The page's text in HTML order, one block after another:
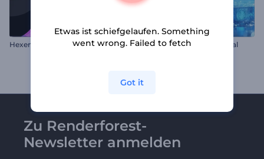
Hexenhafter Halloween-Opener Eisige Scherben Logo Reveal
Zu Renderforest-
Newsletter anmelden
Etwas ist schiefgelaufen. Something
went wrong. Failed to fetch
Got it